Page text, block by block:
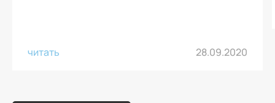
читать 28.09.2020